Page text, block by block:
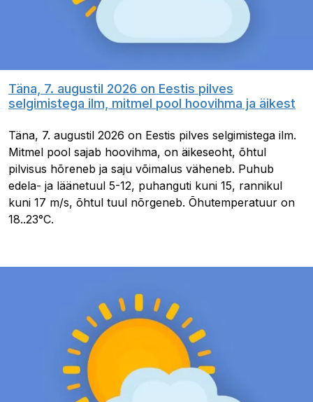
Täna, 7. augustil 2026 on Eestis pilves
selgimistega ilm, mitmel pool hoovihma ja äikest
Täna, 7. augustil 2026 on Eestis pilves selgimistega ilm.
Mitmel pool sajab hoovihma, on äikeseoht, õhtul
pilvisus hõreneb ja saju võimalus väheneb. Puhub
edela- ja läänetuul 5-12, puhanguti kuni 15, rannikul
kuni 17 m/s, õhtul tuul nõrgeneb. Õhutemperatuur on
18..23°C.